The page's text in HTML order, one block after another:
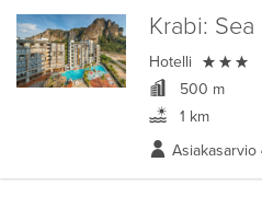
Krabi:
Hotelli 
500 m
1 km
Asiakasarvio